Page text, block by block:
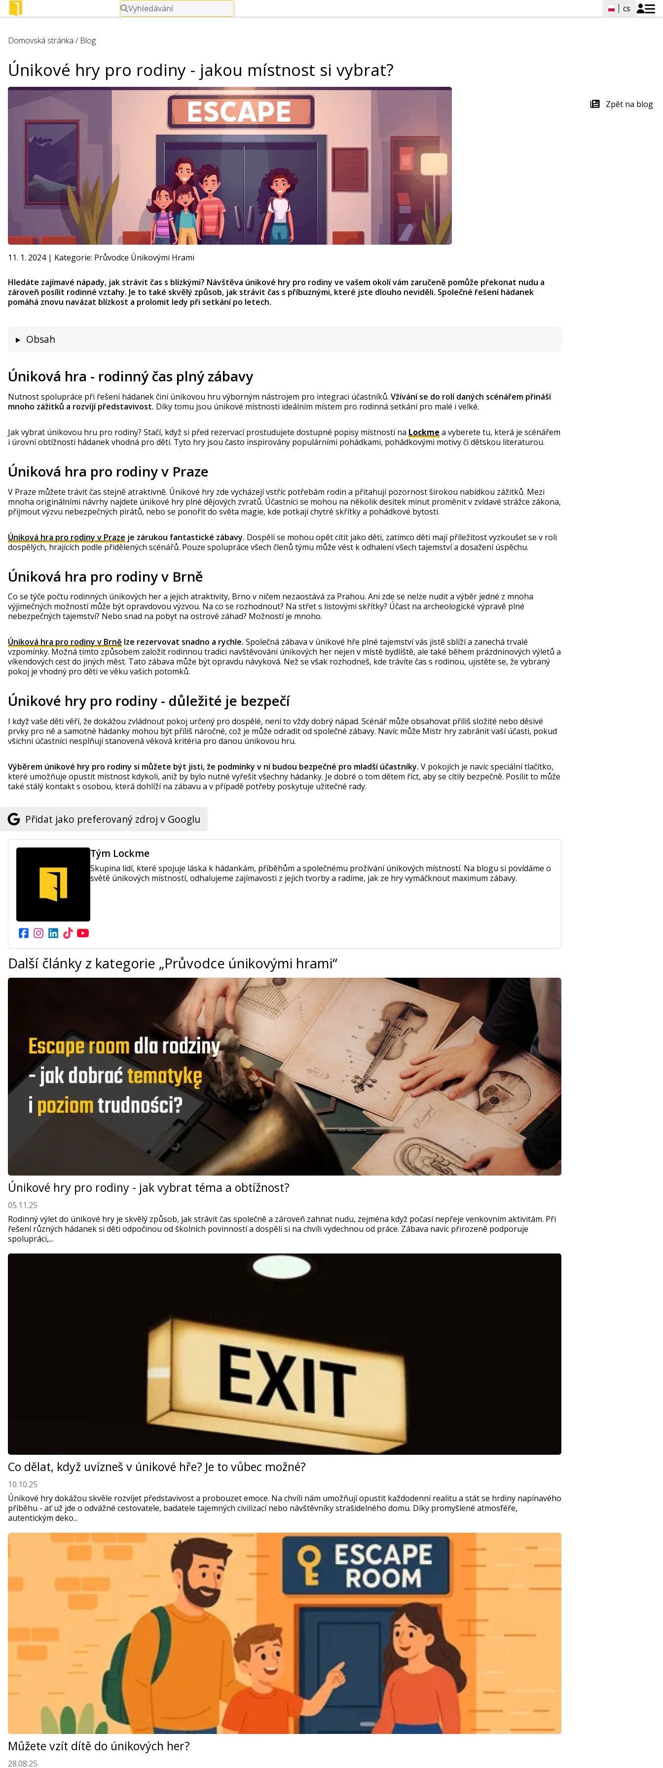
Vyhledávání cs
Domovská stránka / Blog
Únikové hry pro rodiny - jakou místnost si vybrat?
11. 1. 2024| Kategorie: Průvodce Únikovými Hrami
Hledáte zajímavé nápady, jak strávit čas s blízkými? Návštěva únikové hry pro rodiny ve vašem okolí vám zaručeně pomůže překonat nudu a
zároveň posílit rodinné vztahy. Je to také skvělý způsob, jak strávit čas s příbuznými, které jste dlouho neviděli. Společné řešení hádanek
pomáhá znovu navázat blízkost a prolomit ledy při setkání po letech.
Obsah
Úniková hra - rodinný čas plný zábavy
Nutnost spolupráce při řešení hádanek činí únikovou hru výborným nástrojem pro integraci účastníků. Vžívání se do rolí daných scénářem přináší
mnoho zážitků a rozvíjí představivost. Díky tomu jsou únikové místnosti ideálním místem pro rodinná setkání pro malé i velké.
Jak vybrat únikovou hru pro rodiny? Stačí, když si před rezervací prostudujete dostupné popisy místností na Lockme a vyberete tu, která je scénářem
i úrovní obtížnosti hádanek vhodná pro děti. Tyto hry jsou často inspirovány populárními pohádkami, pohádkovými motivy či dětskou literaturou.
Úniková hra pro rodiny v Praze
V Praze můžete trávit čas stejně atraktivně. Únikové hry zde vycházejí vstříc potřebám rodin a přitahují pozornost širokou nabídkou zážitků. Mezi
mnoha originálními návrhy najdete únikové hry plné dějových zvratů. Účastníci se mohou na několik desítek minut proměnit v zvídavé strážce zákona,
přijmout výzvu nebezpečných pirátů, nebo se ponořit do světa magie, kde potkají chytré skřítky a pohádkové bytosti.
Úniková hra pro rodiny v Praze je zárukou fantastické zábavy. Dospělí se mohou opět cítit jako děti, zatímco děti mají příležitost vyzkoušet se v roli
dospělých, hrajících podle přidělených scénářů. Pouze spolupráce všech členů týmu může vést k odhalení všech tajemství a dosažení úspěchu.
Úniková hra pro rodiny v Brně
Co se týče počtu rodinných únikových her a jejich atraktivity, Brno v ničem nezaostává za Prahou. Ani zde se nelze nudit a výběr jedné z mnoha
výjimečných možností může být opravdovou výzvou. Na co se rozhodnout? Na střet s listovými skřítky? Účast na archeologické výpravě plné
nebezpečných tajemství? Nebo snad na pobyt na ostrově záhad? Možností je mnoho.
Úniková hra pro rodiny v Brně lze rezervovat snadno a rychle. Společná zábava v únikové hře plné tajemství vás jistě sblíží a zanechá trvalé
vzpomínky. Možná tímto způsobem založit rodinnou tradici navštěvování únikových her nejen v místě bydliště, ale také během prázdninových výletů a
víkendových cest do jiných měst. Tato zábava může být opravdu návyková. Než se však rozhodneš, kde trávíte čas s rodinou, ujistěte se, že vybraný
pokoj je vhodný pro děti ve věku vašich potomků.
Únikové hry pro rodiny - důležité je bezpečí
I když vaše děti věří, že dokážou zvládnout pokoj určený pro dospělé, není to vždy dobrý nápad. Scénář může obsahovat příliš složité nebo děsivé
prvky pro ně a samotné hádanky mohou být příliš náročné, což je může odradit od společné zábavy. Navíc může Mistr hry zabránit vaší účasti, pokud
všichni účastníci nesplňují stanovená věková kritéria pro danou únikovou hru.
Výběrem únikové hry pro rodiny si můžete být jisti, že podmínky v ní budou bezpečné pro mladší účastníky. V pokojích je navíc speciální tlačítko,
které umožňuje opustit místnost kdykoli, aniž by bylo nutné vyřešit všechny hádanky. Je dobré o tom dětem říct, aby se cítily bezpečně. Posílit to může
také stálý kontakt s osobou, která dohlíží na zábavu a v případě potřeby poskytuje užitečné rady.
Přidat jako preferovaný zdroj v Googlu
Tým Lockme
Skupina lidí, které spojuje láska k hádankám, příběhům a společnému prožívání únikových místností. Na blogu si povídáme o
světě únikových místností, odhalujeme zajímavosti z jejich tvorby a radíme, jak ze hry vymáčknout maximum zábavy.
Další články z kategorie „Průvodce únikovými hrami“
Únikové hry pro rodiny - jak vybrat téma a obtížnost?
05.11.25
Rodinný výlet do únikové hry je skvělý způsob, jak strávit čas společně a zároveň zahnat nudu, zejména když počasí nepřeje venkovním aktivitám. Při
řešení různých hádanek si děti odpočinou od školních povinností a dospělí si na chvíli vydechnou od práce. Zábava navíc přirozeně podporuje
spolupráci,...
Co dělat, když uvízneš v únikové hře? Je to vůbec možné?
10.10.25
Únikové hry dokážou skvěle rozvíjet představivost a probouzet emoce. Na chvíli nám umožňují opustit každodenní realitu a stát se hrdiny napínavého
příběhu - ať už jde o odvážné cestovatele, badatele tajemných civilizací nebo návštěvníky strašidelného domu. Díky promyšlené atmosféře,
autentickým deko...
Můžete vzít dítě do únikových her?
28.08.25
Zpět na blog